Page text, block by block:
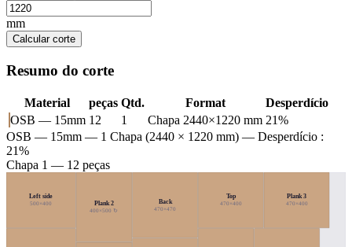
mm
Calcular corte
Resumo do corte
Material peças Qtd. Format
Desperdício
OSB — 15mm 12 1 Chapa 2440×1220 mm 21%
OSB — 15mm — 1 Chapa (2440 × 1220 mm) — Desperdício :
21%
Chapa 1 — 12 peças
Left side
500×400 Plank 2
400×500 ↻
Back
470×470
Top
470×400
Plank 3
470×400